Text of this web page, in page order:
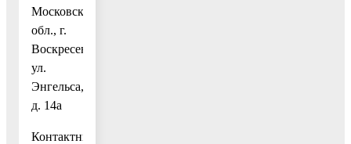
Московская
обл., г.
Воскресенск,
ул.
Энгельса,
д. 14а
Контактный